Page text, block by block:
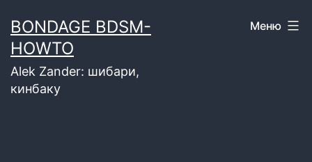
содержимому
BONDAGE BDSM-
HOWTO
Alek Zander: шибари,
кинбаку
Меню